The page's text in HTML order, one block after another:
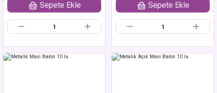
Sepete Ekle Sepete Ekle